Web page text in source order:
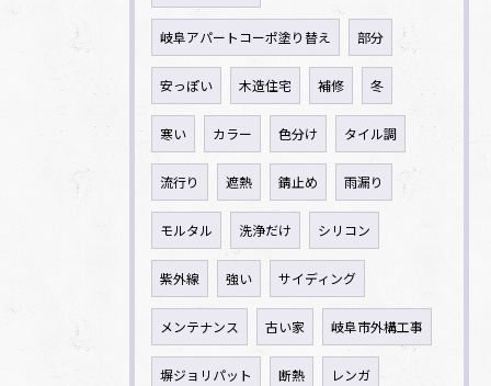
岐阜アパートコーポ塗り替え 部分
安っぽい 木造住宅 補修 冬
寒い カラー 色分け タイル調
流行り 遮熱 錆止め 雨漏り
モルタル 洗浄だけ シリコン
紫外線 強い サイディング
メンテナンス 古い家 岐阜市外構工事
塀ジョリパット 断熱 レンガ